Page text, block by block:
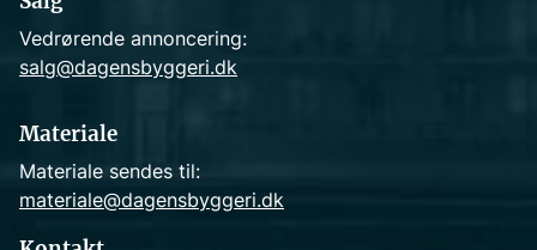
Vedrørende annoncering:
salg@dagensbyggeri.dk
Materiale
Materiale sendes til:
materiale@dagensbyggeri.dk